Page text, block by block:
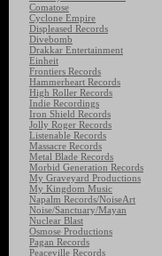
Comatose
Cyclone Empire
Displeased Records
Divebomb
Drakkar Entertainment
Einheit
Frontiers Records
Hammerheart Records
High Roller Records
Indie Recordings
Iron Shield Records
Jolly Roger Records
Listenable Records
Massacre Records
Metal Blade Records
Morbid Generation Records
My Graveyard Productions
My Kingdom Music
Napalm Records/NoiseArt
Noise/Sanctuary/Mayan
Nuclear Blast
Osmose Productions
Pagan Records
Peaceville Records